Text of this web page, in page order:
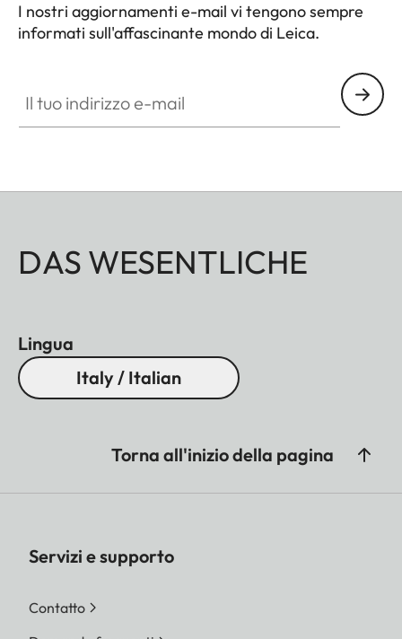
I nostri aggiornamenti e-mail vi tengono sempre
informati sull'affascinante mondo di Leica.
DAS WESENTLICHE
Lingua
Italy / Italian
Torna all'inizio della pagina
Servizi e supporto
Contatto